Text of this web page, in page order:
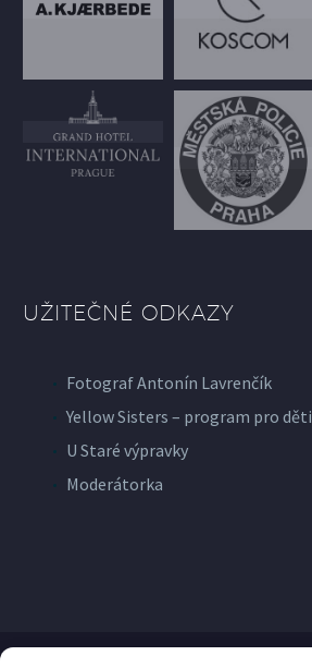
UŽITEČNÉ ODKAZY
Fotograf Antonín Lavrenčík
Yellow Sisters – program pro děti
U Staré výpravky
Moderátorka